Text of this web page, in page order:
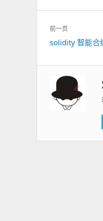
文
章
航
前一页
上
篇：
solidity 智能合